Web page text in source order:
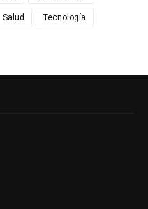
Salud Tecnología